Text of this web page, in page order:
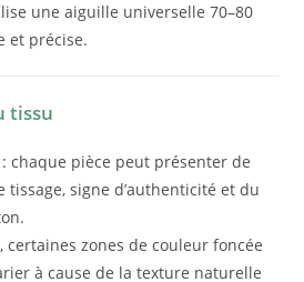
une aiguille universelle 70–80
et précise.
tissu
chaque pièce peut présenter de
signe d’authenticité et du
certaines zones de couleur foncée
à cause de la texture naturelle